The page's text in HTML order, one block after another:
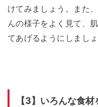
けてみましょう。また
んの様子をよく見て、
てあげるようにしましょ
【3】いろんな食